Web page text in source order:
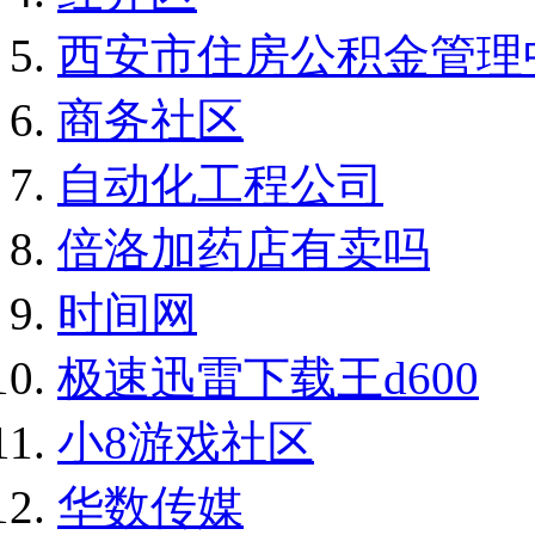
西安市住房公积金管理
商务社区
自动化工程公司
倍洛加药店有卖吗
时间网
极速迅雷下载王d600
小8游戏社区
华数传媒